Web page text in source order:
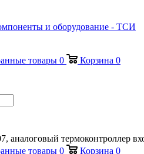
товары 0 Корзина 0
аналоговый термоконтроллер
товары 0 Корзина 0